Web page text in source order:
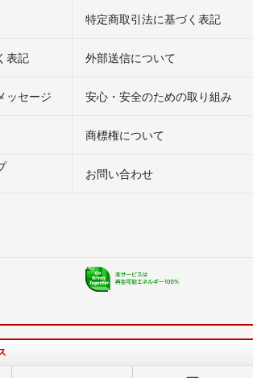
特定商取引法に基づく表記
表記 外部送信について
ッセージ 安心・安全のための取り組み
商標権について
お問い合わせ